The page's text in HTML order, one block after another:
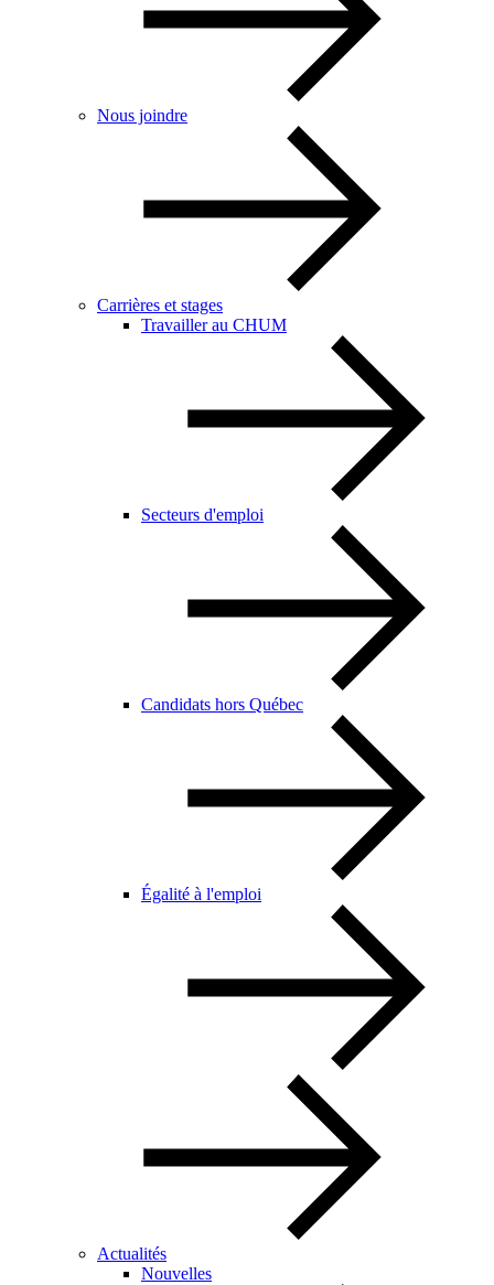
Nous joindre
Carrières et stages
Travailler au CHUM
Secteurs d'emploi
Candidats hors Québec
Égalité à l'emploi
Actualités
Nouvelles